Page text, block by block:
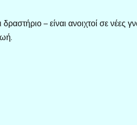
– είναι ανοιχτοί σε νέες